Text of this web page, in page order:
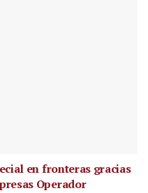
en fronteras gracias
Operador